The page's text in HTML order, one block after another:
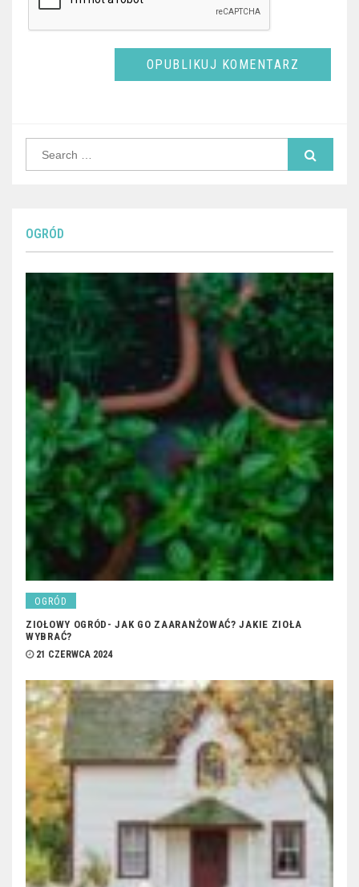
OGRÓD
OGRÓD
ZIOŁOWY OGRÓD- JAK GO ZAARANŻOWAĆ? JAKIE ZIOŁA
WYBRAĆ?
21 CZERWCA 2024